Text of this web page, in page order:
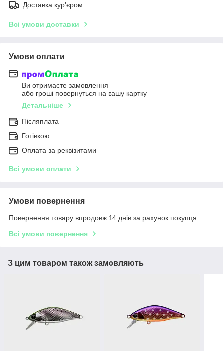
Доставка кур'єром
Всі умови доставки
Умови оплати
Ви отримаєте замовлення
або гроші повернуться на вашу картку
Детальніше
Післяплата
Готівкою
Оплата за реквізитами
Всі умови оплати
Умови повернення
Повернення товару впродовж 14 днів за рахунок покупця
Всі умови повернення
З цим товаром також замовляють